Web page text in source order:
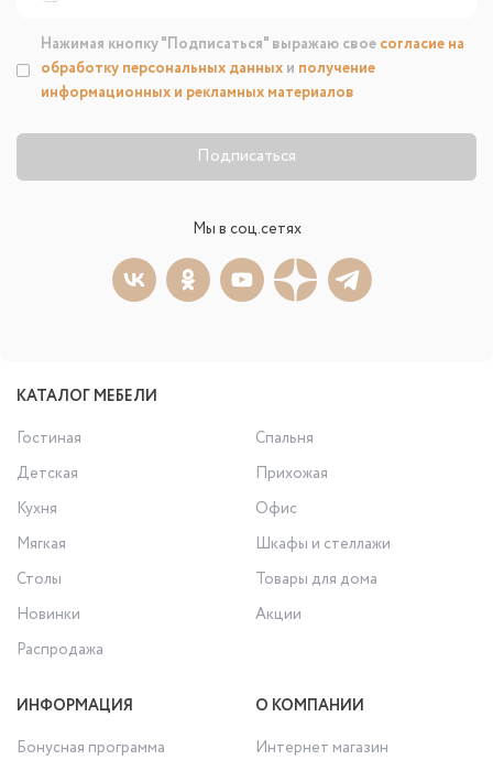
Подписаться
Нажимая кнопку "Подписаться" выражаю свое согласие на
обработку персональных данных и получение
информационных и рекламных материалов
Мы в соц.сетях
КАТАЛОГ МЕБЕЛИ
Гостиная
Спальня
Детская
Прихожая
Кухня
Офис
Мягкая
Шкафы и стеллажи
Столы
Товары для дома
Новинки
Акции
Распродажа
ИНФОРМАЦИЯ
Бонусная программа
О КОМПАНИИ
Интернет магазин